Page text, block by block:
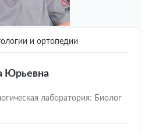
и ортопедии
Юрьевна
лаборатория: Биолог